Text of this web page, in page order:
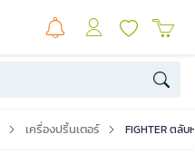
เครื่องปริ้นเตอร์ FIGHTER ตลั